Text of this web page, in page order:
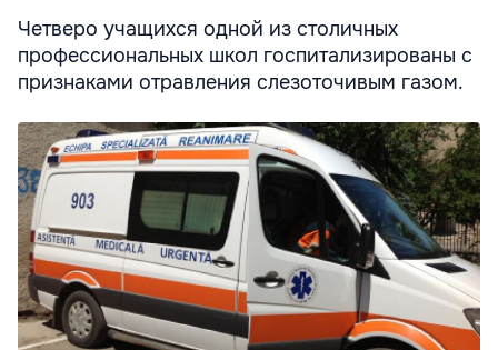
Четверо учащихся одной из столичных
профессиональных школ госпитализированы с
признаками отравления слезоточивым газом.